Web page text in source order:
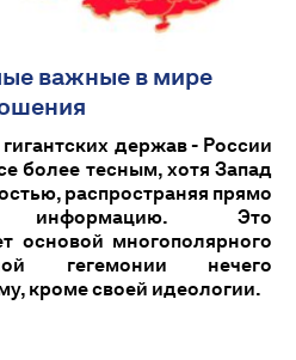
важные в мире
держав - России
более тесным, хотя Запад
распространяя прямо
информацию. Это
основой многополярного
гегемонии нечего
кроме своей идеологии.